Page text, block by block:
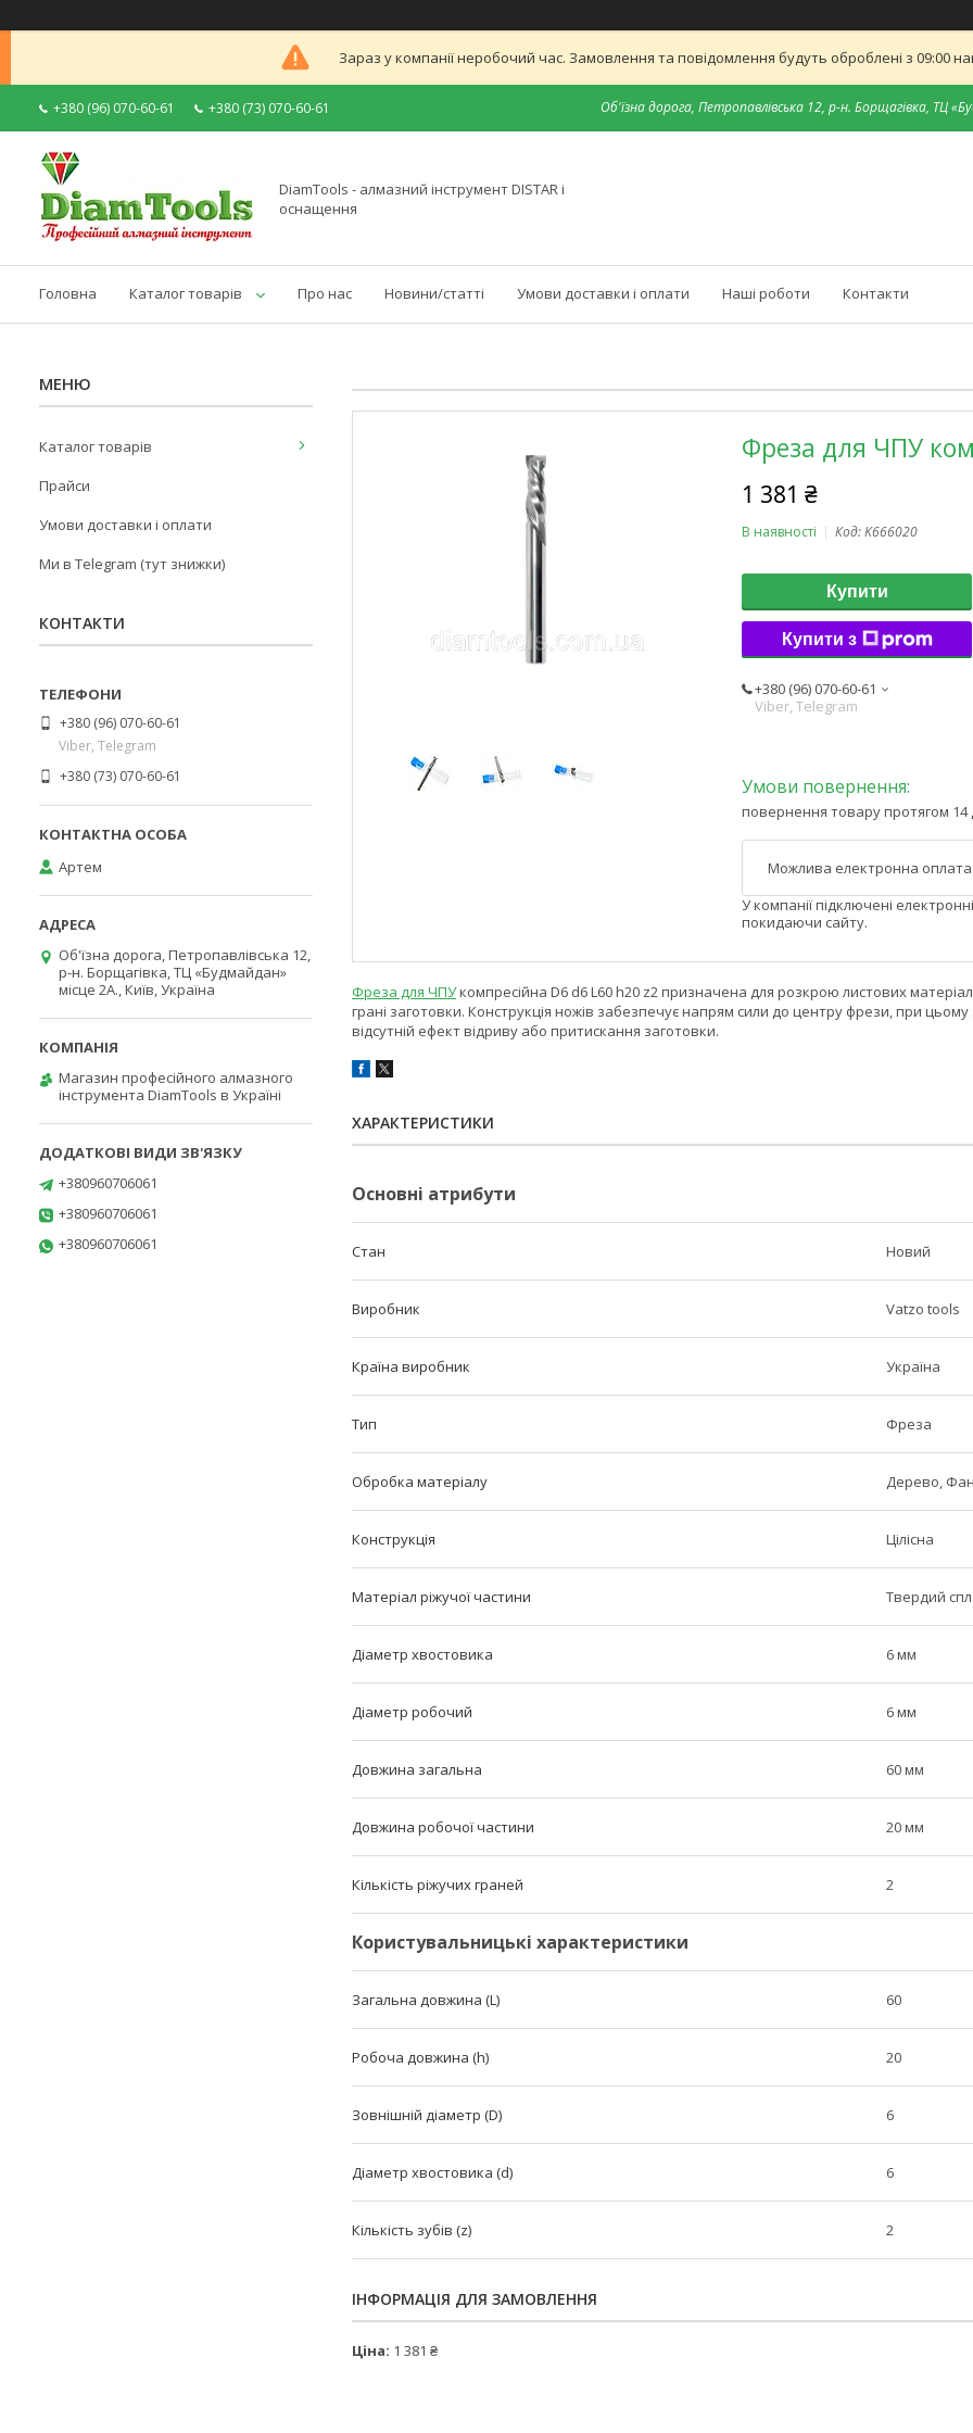
Зараз у компанії неробочий час. Замовлення та повідомлення будуть оброблені з 09:00
+380 (96) 070-60-61 +380 (73) 070-60-61 Об'їзна дорога, Петропавлівська 12, р-н. Борщагівка, ТЦ
DiamTools - алмазний інструмент DISTAR і
оснащення
Головна Каталог товарів Про нас Новини/статті Умови доставки і оплати Наші роботи Контакти
Фреза для ЧПУ
1 381 ₴
В наявності Код:K666020
Купити
Купити з
+380 (96) 070-60-61
Viber, Telegram
повернення товару протягом 14
У компанії підключені
покидаючи сайту.
Фреза для ЧПУкомпресійна D6 d6 L60 h20 z2 призначена для розкрою листових
грані заготовки. Конструкція ножів забезпечує напрям сили до центру фрези, при
відсутній ефект відриву або притискання заготовки.
ХАРАКТЕРИСТИКИ
Основні атрибути
Стан Новий
Виробник Vatzo tools
Країна виробник Україна
Тип Фреза
Обробка матеріалу Дерево,
Конструкція Цілісна
Матеріал ріжучої частини Твердий
Діаметр хвостовика 6 мм
Діаметр робочий 6 мм
Довжина загальна 60 мм
Довжина робочої частини 20 мм
Кількість ріжучих граней 2
Користувальницькі характеристики
Загальна довжина (L) 60
Робоча довжина (h) 20
Зовнішній діаметр (D) 6
Діаметр хвостовика (d) 6
Кількість зубів (z) 2
ІНФОРМАЦІЯ ДЛЯ ЗАМОВЛЕННЯ
Ціна: 1 381 ₴
Каталог товарів
Прайси
Умови доставки і оплати
Ми в Telegram (тут знижки)
КОНТАКТИ
+380 (96) 070-60-61
Viber, Telegram
+380 (73) 070-60-61
Артем
Об'їзна дорога, Петропавлівська 12,
р-н. Борщагівка, ТЦ «Будмайдан»
місце 2А., Київ, Україна
Магазин професійного алмазного
інструмента DiamTools в Україні
+380960706061
+380960706061
+380960706061